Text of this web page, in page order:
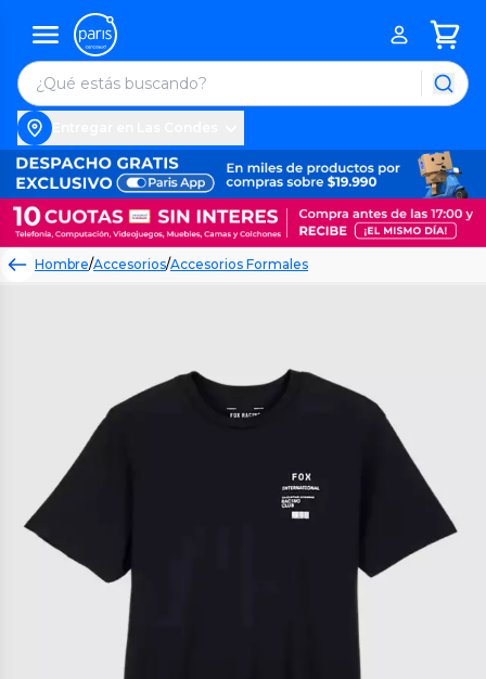
Hombre/Accesorios/Accesorios Formales